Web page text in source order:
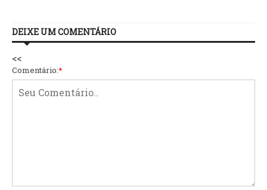
DEIXE UM COMENTÁRIO
<<
Comentário:*